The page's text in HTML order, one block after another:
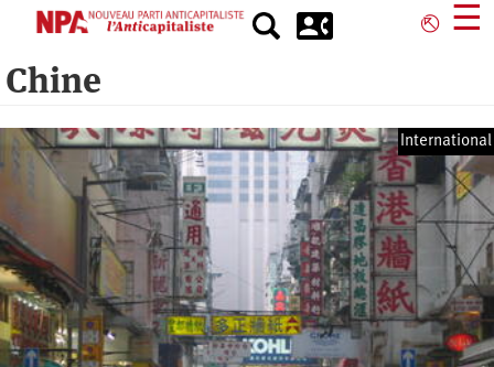
principal
⎋ ☰
Chine
International